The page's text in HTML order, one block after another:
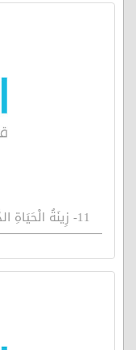
11- زِينَةُ الْحَيَاةِ الدُّنْيَا